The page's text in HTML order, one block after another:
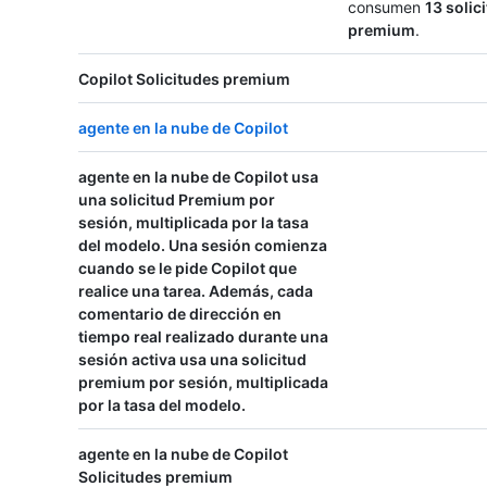
consumen 13
premium.
Copilot Solicitudes premium
agente en la nube de Copilot
agente en la nube de Copilot usa
una solicitud Premium por
sesión, multiplicada por la tasa
del modelo. Una sesión comienza
cuando se le pide Copilot que
realice una tarea. Además, cada
comentario de dirección en
tiempo real realizado durante una
sesión activa usa una solicitud
premium por sesión, multiplicada
por la tasa del modelo.
agente en la nube de Copilot
Solicitudes premium